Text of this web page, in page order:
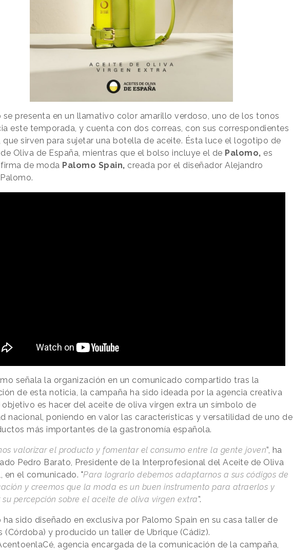
se presenta en un llamativo color amarillo verdoso, uno de los tonos
este temporada, y cuenta con dos correas, con sus correspondientes
que sirven para sujetar una botella de aceite. Ésta luce el logotipo de
Oliva de España, mientras que el bolso incluye el de Palomo, es
de moda Palomo Spain, creada por el diseñador Alejandro
señala la organización en un comunicado compartido tras la
de esta noticia, la campaña ha sido ideada por la agencia creativa
objetivo es hacer del aceite de oliva virgen extra un símbolo de
nacional, poniendo en valor las características y versatilidad de uno de
más importantes de la gastronomía española.
valorizar el producto y fomentar el consumo entre la gente joven”, ha
Pedro Barato, Presidente de la Interprofesional del Aceite de Oliva
en el comunicado. "Para lograrlo debemos adaptarnos a sus códigos de
y creemos que la moda es un buen instrumento para atraerlos y
percepción sobre el aceite de oliva virgen extra”.
ha sido diseñado en exclusiva por Palomo Spain en su casa taller de
(Córdoba) y producido un taller de Ubrique (Cádiz).
agencia encargada de la comunicación de la campaña,